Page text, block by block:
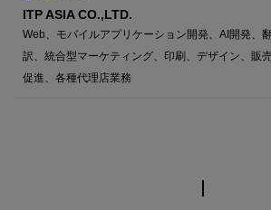
ITP ASIA CO.,LTD.
Web、モバイルアプリケーション開発、AI開発、翻
訳、統合型マーケティング、印刷、デザイン、販売
促進、各種代理店業務